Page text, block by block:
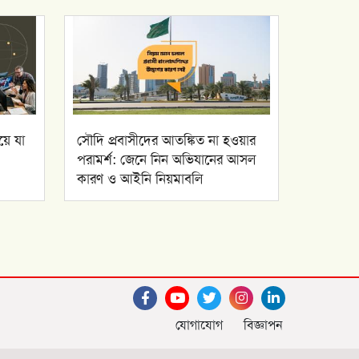
যা
সৌদি প্রবাসীদের আতঙ্কিত না হওয়ার
পরামর্শ: জেনে নিন অভিযানের আসল
কারণ ও আইনি নিয়মাবলি
যোগাযোগ বিজ্ঞাপন